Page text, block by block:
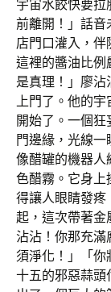
宇宙水餃快要
前離開！」話音
店門口灌入，伴
這裡的醬油比例
是真理！」廖
上門了。他的
開始了。一個
門邊緣，光線一
像醋罐的機器人
色醋霧。它身上
得讓人眼睛發疼
起，這次帶著金
沾沾！你那充
須淨化！」「你
十五的邪惡蒜頭